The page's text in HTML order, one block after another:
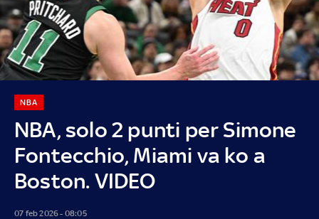
NBA, solo 2 punti per Simone
Fontecchio, Miami va ko a
Boston. VIDEO
NBA
07 feb 2026 - 08:05